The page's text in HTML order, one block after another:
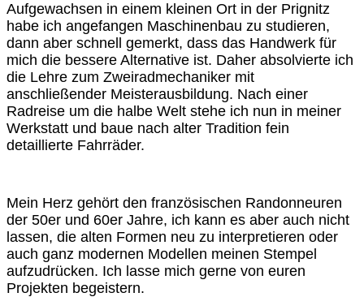
Aufgewachsen in einem kleinen Ort in der Prignitz
habe ich angefangen Maschinenbau zu studieren,
dann aber schnell gemerkt, dass das Handwerk für
mich die bessere Alternative ist. Daher absolvierte ich
die Lehre zum Zweiradmechaniker mit
anschließender Meisterausbildung. Nach einer
Radreise um die halbe Welt stehe ich nun in meiner
Werkstatt und baue nach alter Tradition fein
detaillierte Fahrräder.
Mein Herz gehört den französischen Randonneuren
der 50er und 60er Jahre, ich kann es aber auch nicht
lassen, die alten Formen neu zu interpretieren oder
auch ganz modernen Modellen meinen Stempel
aufzudrücken. Ich lasse mich gerne von euren
Projekten begeistern.